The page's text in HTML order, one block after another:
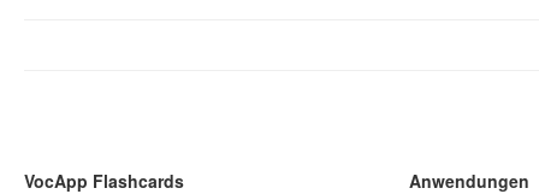
VocApp Flashcards
Anwendungen